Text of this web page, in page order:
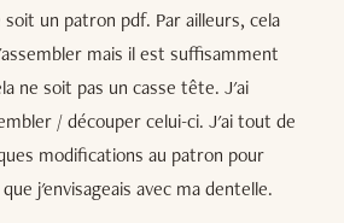
un patron pdf. Par ailleurs, cela
mais il est suffisamment
ne soit pas un casse tête. J'ai
/ découper celui-ci. J'ai tout de
modifications au patron pour
j'envisageais avec ma dentelle.